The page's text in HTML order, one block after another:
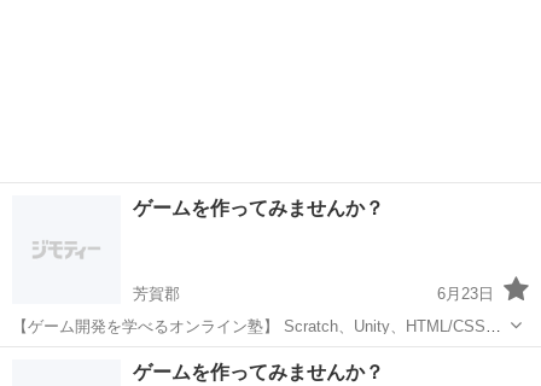
ゲームを作ってみませんか？
芳賀郡
6月23日
【ゲーム開発を学べるオンライン塾】 Scratch、Unity、HTML/CSSな
ど、様々なプログラミング言語が学べます。 こんなお悩みはありませ
んか？ 学校の情報分野の授業だけでは不安 プログラミング...
プログラミング オンライン
ゲームを作ってみませんか？